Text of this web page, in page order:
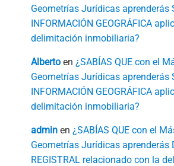
Geometrías Jurídicas aprenderás
INFORMACIÓN GEOGRÁFICA
delimitación inmobiliaria?
Albertoen ¿SABÍAS QUE con el
Geometrías Jurídicas aprenderás
INFORMACIÓN GEOGRÁFICA
delimitación inmobiliaria?
adminen ¿SABÍAS QUE con el
Geometrías Jurídicas aprenderás
REGISTRAL relacionado con la